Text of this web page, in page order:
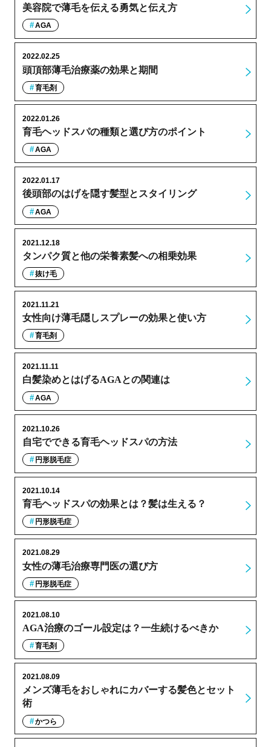
美容院で薄毛を伝える勇気と伝え方
AGA
頭頂部薄毛治療薬の効果と期間
2022.02.25
育毛剤
育毛ヘッドスパの種類と選び方のポイント
2022.01.26
AGA
後頭部のはげを隠す髪型とスタイリング
2022.01.17
AGA
タンパク質と他の栄養素髪への相乗効果
2021.12.18
抜け毛
女性向け薄毛隠しスプレーの効果と使い方
2021.11.21
育毛剤
白髪染めとはげるAGAとの関連は
2021.11.11
AGA
自宅でできる育毛ヘッドスパの方法
2021.10.26
円形脱毛症
育毛ヘッドスパの効果とは？髪は生える？
2021.10.14
円形脱毛症
女性の薄毛治療専門医の選び方
2021.08.29
円形脱毛症
AGA治療のゴール設定は？一生続けるべきか
2021.08.10
育毛剤
メンズ薄毛をおしゃれにカバーする髪色とセット
術
2021.08.09
かつら